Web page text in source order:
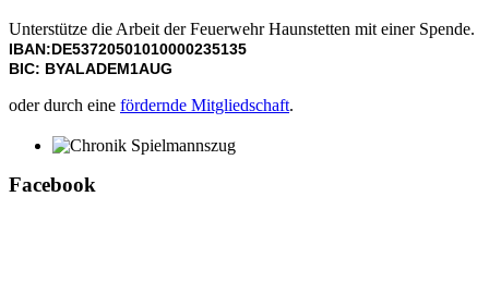
Unterstütze die Arbeit der Feuerwehr Haunstetten mit einer Spende.
IBAN:DE53720501010000235135
BIC: BYALADEM1AUG
oder durch eine fördernde Mitgliedschaft.
Facebook